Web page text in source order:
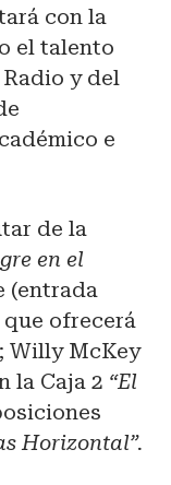
con la
el talento
y del
e
de la
en el
(entrada
ofrecerá
Willy McKey
la Caja 2 “El
Horizontal”.